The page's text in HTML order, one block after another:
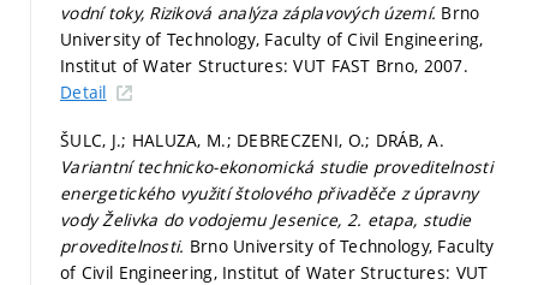
vodní toky, Riziková analýza záplavových území. Brno
University of Technology, Faculty of Civil Engineering,
Institut of Water Structures: VUT FAST Brno, 2007.
Detail
ŠULC, J.; HALUZA, M.; DEBRECZENI, O.; DRÁB, A.
Variantní technicko-ekonomická studie proveditelnosti
energetického využití štolového přivaděče z úpravny
vody Želivka do vodojemu Jesenice, 2. etapa, studie
proveditelnosti. Brno University of Technology, Faculty
of Civil Engineering, Institut of Water Structures: VUT